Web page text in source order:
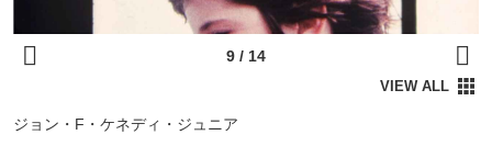
ジョン・F・ケネディ・ジュニア